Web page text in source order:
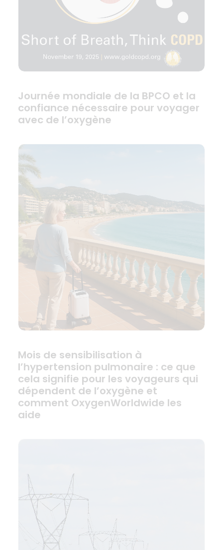
Journée mondiale de la BPCO et la
confiance nécessaire pour voyager
avec de l’oxygène
Mois de sensibilisation à
l’hypertension pulmonaire : ce que
cela signifie pour les voyageurs qui
dépendent de l’oxygène et
comment OxygenWorldwide les
aide